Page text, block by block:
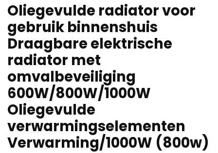
Oliegevulde radiator voor
gebruik binnenshuis
Draagbare elektrische
radiator met
omvalbeveiliging
600W/800W/1000W
Oliegevulde
verwarmingselementen
Verwarming/1000W (800w)